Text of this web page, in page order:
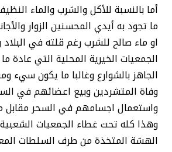
أما بالنسبة للأكل والشرب والماء
ما تجود به أيدي المحسنين الزوار
او ماء صالح للشرب رغم قلته في
الجمعيات الخيرية المحلية التي عادة
الجاهز بالشوارع وغالبا ما يكون
وفاة المتشردين وبيع اعضائهم في
واستعمال اجسامهم في السحر مقابل
وهذا كله تحت غطاء الجمعيات الشعبية
الهشة المتخذة من طرف السلطات